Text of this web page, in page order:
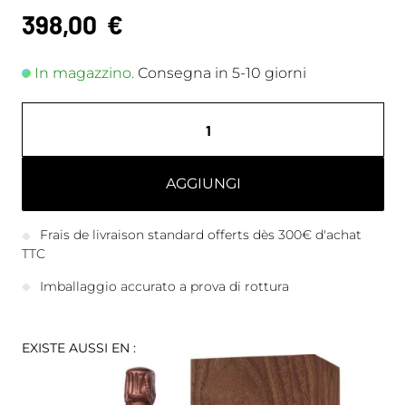
398,00 €
In magazzino. Consegna in 5-10 giorni
AGGIUNGI
Frais de livraison standard offerts dès 300€ d'achat
TTC
Imballaggio accurato a prova di rottura
EXISTE AUSSI EN :